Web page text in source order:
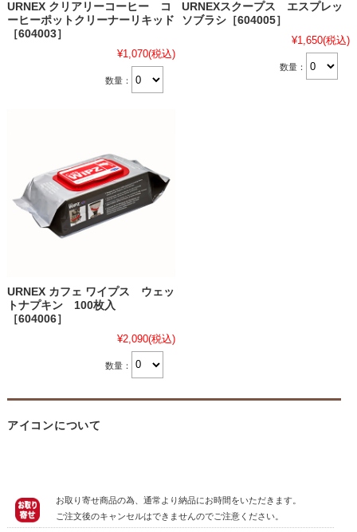
URNEX クリアリーコーヒー コ
ーヒーポットクリーナーリキッド
［604003］
¥1,070(税込)
数量：
URNEXスクープス エスプレッ
ソブラシ［604005］
¥1,650(税込)
数量：
URNEX カフェ ワイプス ウェッ
トナプキン 100枚入
［604006］
¥2,090(税込)
数量：
アイコンについて
お取り寄せ商品の為、通常より納品にお時間をいただきます。
ご注文後のキャンセルはできませんのでご注意ください。